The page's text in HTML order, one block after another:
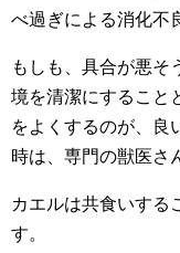
べ過ぎによる消化不
もしも、具合が悪そ
境を清潔にすること
をよくするのが、良
時は、専門の獣医さ
カエルは共食いする
す。